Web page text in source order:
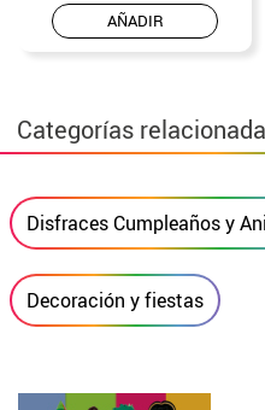
AÑADIR
Categorías
Disfraces Cumpleaños y
Decoración y fiestas